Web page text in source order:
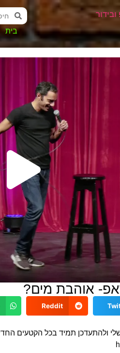
בית
אוהבת מים?
Reddit
שלי ולהתעדכן תמיד בכל הקטעים